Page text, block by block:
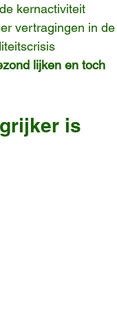
kernactiviteit
vertragingen in de
lijken en toch
is